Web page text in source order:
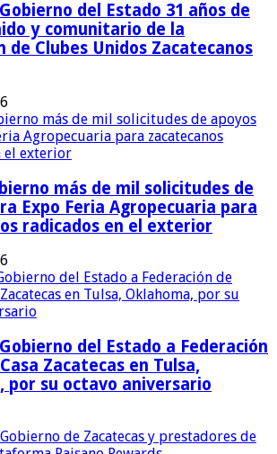
del Estado 31 años de
y comunitario de la
de Clubes Unidos Zacatecanos
más de mil solicitudes de
Expo Feria Agropecuaria para
radicados en el exterior
del Estado a Federación
Zacatecas en Tulsa,
por su octavo aniversario